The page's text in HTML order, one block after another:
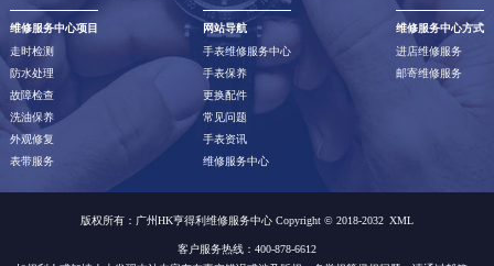
维修服务中心项目
走时检测
防水处理
故障检查
洗油保养
外观修复
表带服务
网站导航
手表维修服务中心
手表保养
更换配件
常见问题
手表资讯
维修服务中心
维修服务中心方式
进店维修服务
邮寄维修服务
版权所有：广州HK亨得利维修服务中心 Copyright © 2018-2032 XML
客户服务热线：400-878-6612